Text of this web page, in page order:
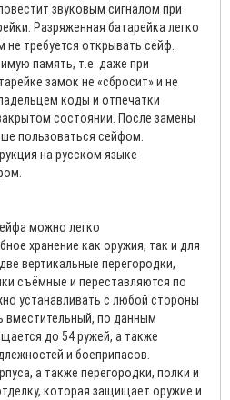
звуковым сигналом при
Разряженная батарейка легко
не требуется открывать сейф.
память, т.е. даже при
замок не «сбросит» и не
коды и отпечатки
состоянии. После замены
пользоваться сейфом.
на русском языке
можно легко
хранение как оружия, так и для
вертикальные перегородки,
съёмные и переставляются по
устанавливать с любой стороны
вместительный, по данным
до 54 ружей, а также
и боеприпасов.
а также перегородки, полки и
которая защищает оружие и